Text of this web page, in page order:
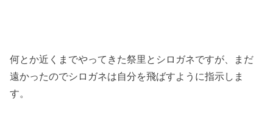
何とか近くまでやってきた祭里とシロガネですが、まだ
遠かったのでシロガネは自分を飛ばすように指示しま
す。